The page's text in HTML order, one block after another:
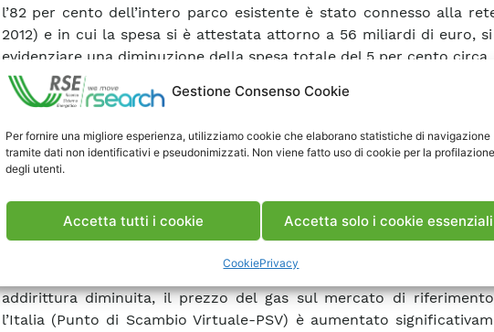
Gestione Consenso Cookie
Per fornire una migliore esperienza, utilizziamo cookie che elaborano statistiche di navigazione
tramite dati non identificativi e pseudonimizzati. Non viene fatto uso di cookie per la profilazione
degli utenti.
Accetta tutti i cookie Accetta solo i cookie essenziali
CookiePrivacy
l’82 per cento dell’intero parco esistente è stato connesso alla
2012) e in cui la spesa si è attestata attorno a 56 miliardi di euro,
evidenziare una diminuzione della spesa totale del 5 per cento circa.
In particolare, negli ultimi 3-4 anni si è avuta una significativa
delle spese a copertura degli oneri generali di sistema (da
rinnovabili) e dei costi per il servizio di dispacciamento
della componente di
Il leggero rialzo sulla spesa totale nell’ultimo anno quindi va
all’andamento sui mercati internazionali dei costi dei combustibili
rimasta invariata rispetto al 2017 e la produzione da
addirittura diminuita, il prezzo del gas sul mercato di
l’Italia (Punto di Scambio Virtuale-PSV) è aumentato